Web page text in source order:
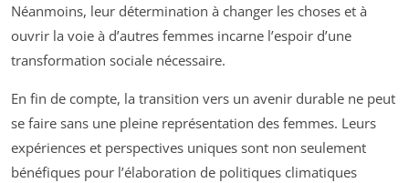
Néanmoins, leur détermination à changer les choses et à
ouvrir la voie à d’autres femmes incarne l’espoir d’une
transformation sociale nécessaire.
En fin de compte, la transition vers un avenir durable ne peut
se faire sans une pleine représentation des femmes. Leurs
expériences et perspectives uniques sont non seulement
bénéfiques pour l’élaboration de politiques climatiques